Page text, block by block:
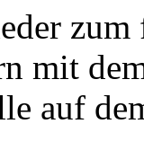
mit
auf